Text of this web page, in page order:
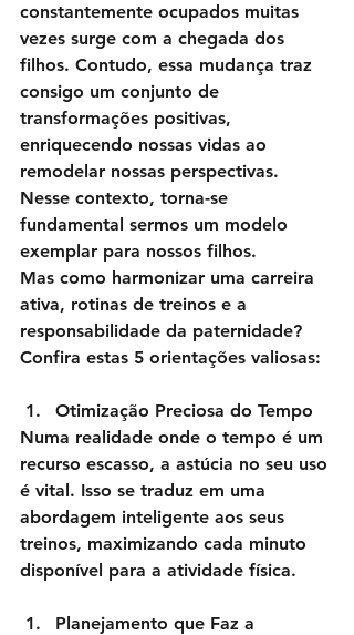
constantemente ocupados muitas
vezes surge com a chegada dos
filhos. Contudo, essa mudança traz
consigo um conjunto de
transformações positivas,
enriquecendo nossas vidas ao
remodelar nossas perspectivas.
Nesse contexto, torna-se
fundamental sermos um modelo
exemplar para nossos filhos.
Mas como harmonizar uma carreira
ativa, rotinas de treinos e a
responsabilidade da paternidade?
Confira estas 5 orientações valiosas:
Otimização Preciosa do Tempo
Numa realidade onde o tempo é um
recurso escasso, a astúcia no seu uso
é vital. Isso se traduz em uma
abordagem inteligente aos seus
treinos, maximizando cada minuto
disponível para a atividade física.
Planejamento que Faz a